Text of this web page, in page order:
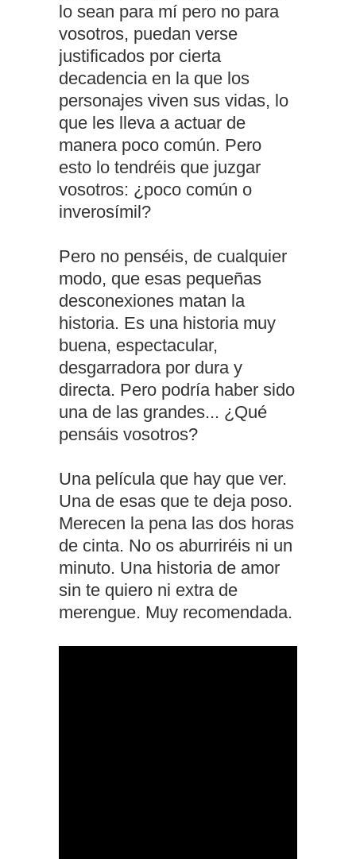
lo sean para mí pero no para
vosotros, puedan verse
justificados por cierta
decadencia en la que los
personajes viven sus vidas, lo
que les lleva a actuar de
manera poco común. Pero
esto lo tendréis que juzgar
vosotros: ¿poco común o
inverosímil?
Pero no penséis, de cualquier
modo, que esas pequeñas
desconexiones matan la
historia. Es una historia muy
buena, espectacular,
desgarradora por dura y
directa. Pero podría haber sido
una de las grandes... ¿Qué
pensáis vosotros?
Una película que hay que ver.
Una de esas que te deja poso.
Merecen la pena las dos horas
de cinta. No os aburriréis ni un
minuto. Una historia de amor
sin te quiero ni extra de
merengue. Muy recomendada.